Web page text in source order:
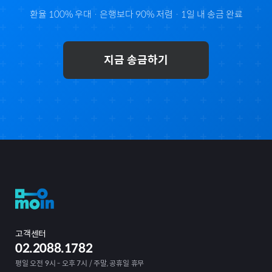
환율 100% 우대 · 은행보다 90% 저렴 · 1일 내 송금 완료
지금 송금하기
고객센터
02.2088.1782
평일 오전 9시 - 오후 7시 / 주말, 공휴일 휴무